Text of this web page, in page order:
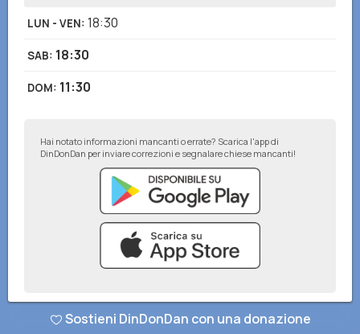
LUN - VEN: 18:30
SAB: 18:30
DOM: 11:30
Hai notato informazioni mancanti o errate? Scarica l'app di
DinDonDan per inviare correzioni e segnalare chiese mancanti!
© DinDonDan App 2026–Privacy Policy–Inserisci sul tuo sito web
Sostieni DinDonDan con una donazione